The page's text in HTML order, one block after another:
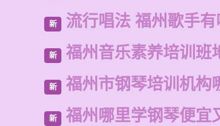
新 流行唱法 福州歌手
新 福州音乐素养培训班
新 福州市钢琴培训机构
新 福州哪里学钢琴便宜